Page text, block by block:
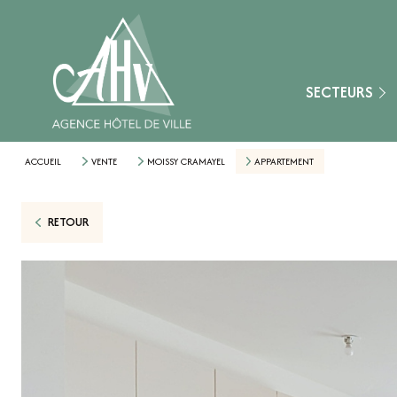
SECTEURS
Nangis
Secteur Aube (10)
ACCUEIL VENTE MOISSY CRAMAYEL APPARTEMENT
RETOUR